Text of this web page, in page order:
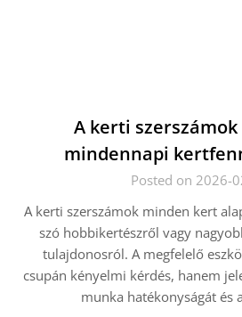
A kerti szerszámok
mindennapi
Posted on 2026-
A kerti szerszámok minden kert
szó hobbikertészről vagy
tulajdonosról. A megfelelő
csupán kényelmi kérdés, hanem
munka hatékonyságát és